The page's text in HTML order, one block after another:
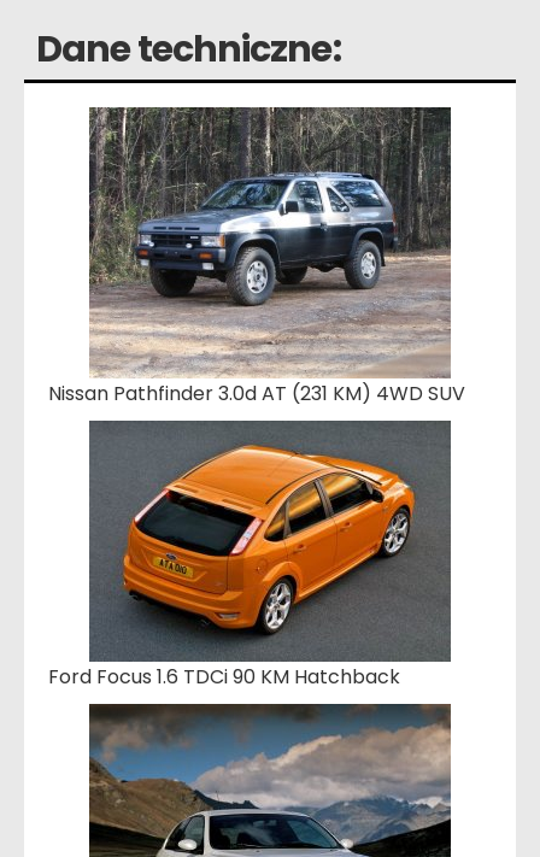
Dane techniczne:
Nissan Pathfinder 3.0d AT (231 KM) 4WD SUV
Ford Focus 1.6 TDCi 90 KM Hatchback